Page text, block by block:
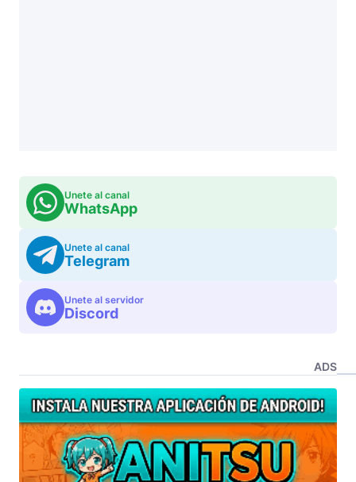
Unete al canal
WhatsApp
Unete al canal
Telegram
Unete al servidor
Discord
ADS